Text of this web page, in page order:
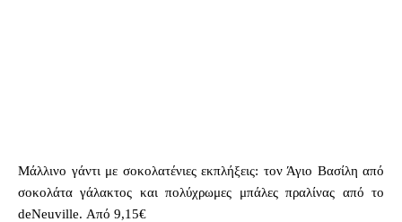
Μάλλινο γάντι με σοκολατένιες εκπλήξεις: τον Άγιο Βασίλη από
σοκολάτα γάλακτος και πολύχρωμες μπάλες πραλίνας από το
deNeuville. Από 9,15€